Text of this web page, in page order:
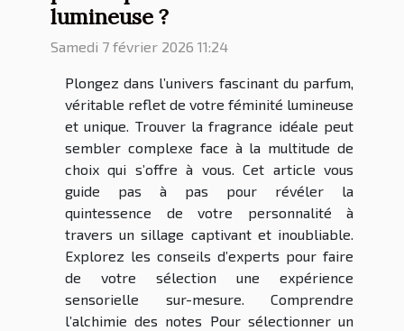
lumineuse ?
Samedi 7 février 2026 11:24
Plongez dans l’univers fascinant du parfum,
véritable reflet de votre féminité lumineuse
et unique. Trouver la fragrance idéale peut
sembler complexe face à la multitude de
choix qui s’offre à vous. Cet article vous
guide pas à pas pour révéler la
quintessence de votre personnalité à
travers un sillage captivant et inoubliable.
Explorez les conseils d’experts pour faire
de votre sélection une expérience
sensorielle sur-mesure. Comprendre
l’alchimie des notes Pour sélectionner un